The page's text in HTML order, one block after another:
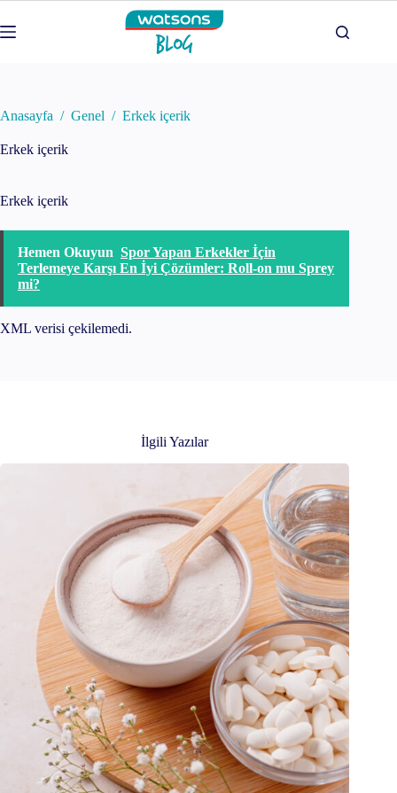
to
content
Anasayfa / Genel / Erkek içerik
Erkek içerik
Erkek içerik
Hemen Okuyun Spor Yapan Erkekler İçin
Terlemeye Karşı En İyi Çözümler: Roll-on mu Sprey
mi?
XML verisi çekilemedi.
İlgili Yazılar